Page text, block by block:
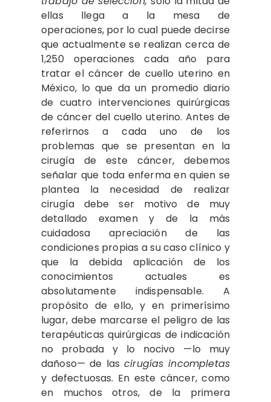
ellas llega a la mesa de
operaciones, por lo cual puede decirse
que actualmente se realizan cerca de
1,250 operaciones cada año para
tratar el cáncer de cuello uterino en
México, lo que da un promedio diario
de cuatro intervenciones quirúrgicas
de cáncer del cuello uterino. Antes de
referirnos a cada uno de los
problemas que se presentan en la
cirugía de este cáncer, debemos
señalar que toda enferma en quien se
plantea la necesidad de realizar
cirugía debe ser motivo de muy
detallado examen y de la más
cuidadosa apreciación de las
condiciones propias a su caso clínico y
que la debida aplicación de los
conocimientos actuales es
absolutamente indispensable. A
propósito de ello, y en primerísimo
lugar, debe marcarse el peligro de las
terapéuticas quirúrgicas de indicación
no probada y lo nocivo —lo muy
dañoso— de lascirugías incompletas
y defectuosas. En este cáncer, como
en muchos otros, de la primera